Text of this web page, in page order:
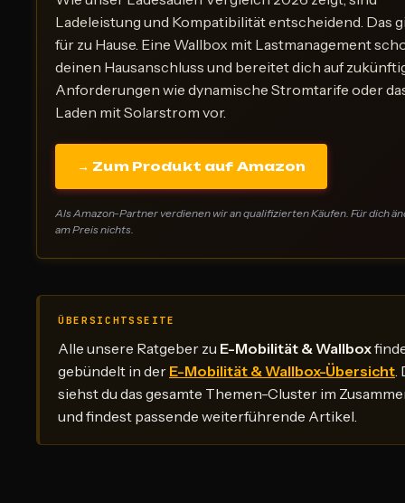
Ladeleistung und Kompatibilität entscheidend. Das
für zu Hause. Eine Wallbox mit Lastmanagement
deinen Hausanschluss und bereitet dich auf
Anforderungen wie dynamische Stromtarife oder
Laden mit Solarstrom vor.
→ Zum Produkt auf Amazon
Als Amazon-Partner verdienen wir an qualifizierten Käufen. Für dich
am Preis nichts.
ÜBERSICHTSSEITE
Alle unsere Ratgeber zu E-Mobilität & Wallbox
gebündelt in der E-Mobilität & Wallbox-Übersicht
siehst du das gesamte Themen-Cluster im
und findest passende weiterführende Artikel.